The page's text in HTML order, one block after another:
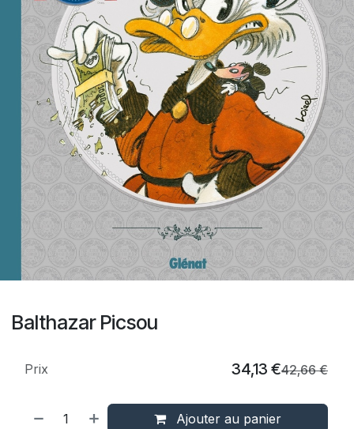
Balthazar Picsou
Ajouter au panier
Prix 34,13 €42,66€